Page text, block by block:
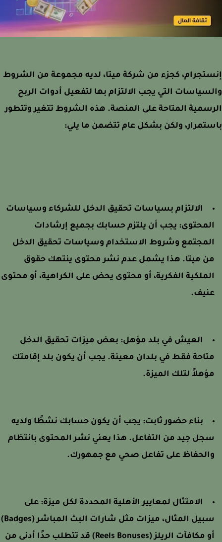
كجزء من شركة ميتا، لديه مجموعة من الشروط
التي يجب الالتزام بها لتفعيل أدوات الربح
المتاحة على المنصة. هذه الشروط تتغير وتتطور
ولكن بشكل عام تتضمن ما يلي:
الالتزام بسياسات تحقيق الدخل للشركاء وسياسات
يجب أن يلتزم حسابك بجميع إرشادات
وشروط الاستخدام وسياسات تحقيق الدخل
ميتا. هذا يشمل عدم نشر محتوى ينتهك حقوق
الفكرية، أو محتوى يحض على الكراهية، أو محتوى
العيش في بلد مؤهل:بعض ميزات تحقيق الدخل
فقط في بلدان معينة. يجب أن يكون بلد إقامتك
لتلك الميزة.
بناء حضور ثابت:يجب أن يكون حسابك نشطًا ولديه
جيد من التفاعل. هذا يعني نشر المحتوى بانتظام
على تفاعل صحي مع جمهورك.
الامتثال لمعايير الأهلية المحددة لكل ميزة:على
سبيل المثال، ميزات مثل شارات البث المباشر (Badges)
أو مكافآت الريلز (Reels Bonuses) قد تتطلب حدًا أدنى من